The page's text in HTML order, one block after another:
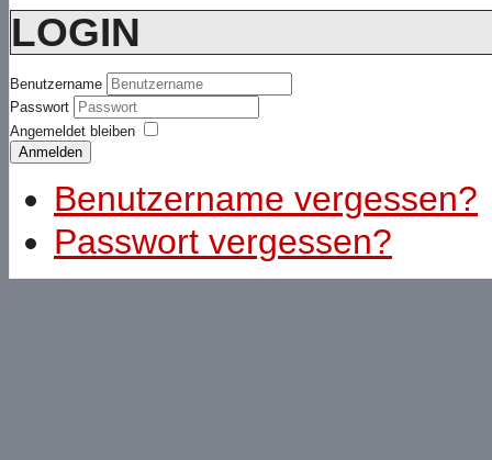
LOGIN
Benutzername
Passwort
Angemeldet bleiben
Anmelden
Benutzername vergessen?
Passwort vergessen?